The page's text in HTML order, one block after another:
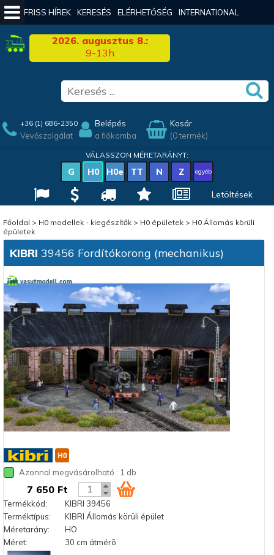
FRISS HÍREK KERESÉS ELÉRHETŐSÉG INTERNATIONAL
2026. augusztus 8.:
9-13h
+36 (1) 686-2350
Vevőszolgálat
Belépés
a fiókomba
Kosár
(0 termék)
VÁLASSZON MÉRETARÁNYT:
G H0 H0e TT N Z egyéb
Letöltések
Főoldal > H0 modellek - kiegészítők> H0 épületek> H0 Állomás körüli
épületek
KIBRI 39456 Fordítókorong (mechanikus)
Azonnal megvásárolható : 1 db
7 650 Ft
Termékkód:
KIBRI 39456
Terméktípus:
KIBRI Állomás körüli épület
Méretarány:
HO
Méret:
30 cm átmérõ